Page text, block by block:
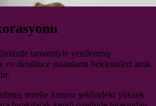
tamamiyle yenilenmiş
ev denilince insanların beklentileri artık
teneke kutusu şeklindeki yüksek